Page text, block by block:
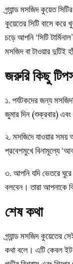
গ্র্যান্ড মসজিদ কুয়েত
কুয়েতের সিটি বাসে করে
চড়ে আপনি ‘সিটি
মসজিদ বা টাওয়ার দুটিই
জরুরি কিছু
১. পর্যটকদের জন্য
জুমার দিন (শুক্রবার) এবং
২. মসজিদে যাওয়ার সময়
প্রবেশমুখে বিনামূল্যে
৩. আপনি যদি ভেতরে ঘুরে
বলবেন। তারা আপনাকে
শেষ কথা
গ্র্যান্ড মসজিদ কুয়েতের
কথা বলে। এটি কেবল